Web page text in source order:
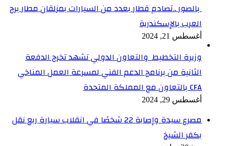
بالصور ..تصادم قطار بعدد من السيارات بمزلقان مطار برج
العرب بالإسكندرية
أغسطس 21, 2024
وزيرة التخطيط والتعاون الدولي تشهد تخرج الدفعة
الثانية من برنامج الدعم الفني لمسرعة العمل المناخي
CFA بالتعاون مع المملكة المتحدة
أغسطس 29, 2024
مصرع سيدة وإصابة 22 شخصًا في انقلاب سيارة ربع نقل
بكفر الشيخ